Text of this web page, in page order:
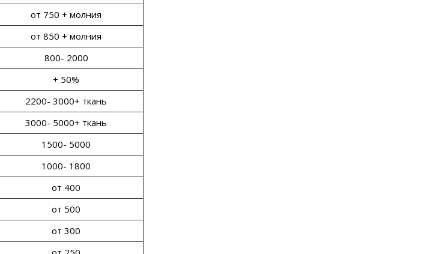
от 750 + молния
от 850 + молния
800- 2000
+ 50%
2200- 3000+ ткань
3000- 5000+ ткань
1500- 5000
1000- 1800
от 400
от 500
от 300